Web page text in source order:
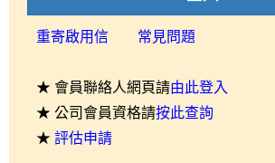
重寄啟用信 常見問題
★ 會員聯絡人網頁請由此登入
★ 公司會員資格請按此查詢
★ 評估申請